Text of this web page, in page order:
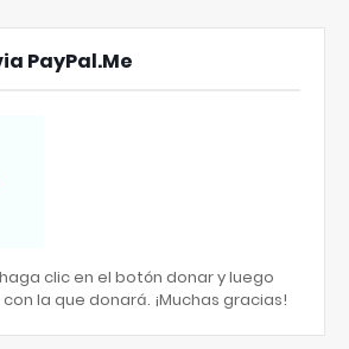
PayPal.Me
clic en el botón donar y luego
la que donará. ¡Muchas gracias!